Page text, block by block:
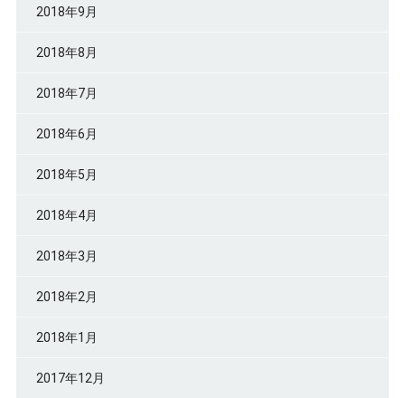
2018年9月
2018年8月
2018年7月
2018年6月
2018年5月
2018年4月
2018年3月
2018年2月
2018年1月
2017年12月